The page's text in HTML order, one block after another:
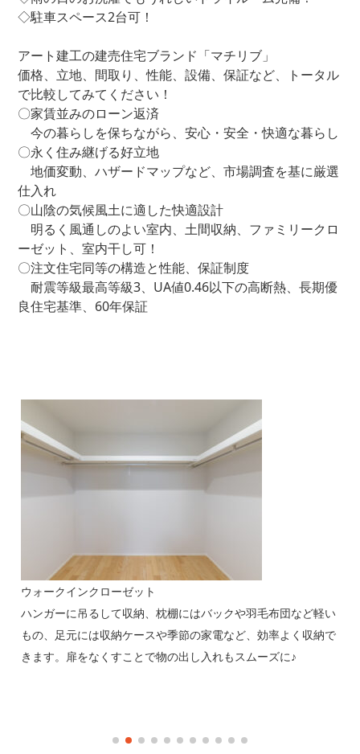
◇駐車スペース2台可！
アート建工の建売住宅ブランド「マチリブ」
価格、立地、間取り、性能、設備、保証など、トータル
で比較してみてください！
〇家賃並みのローン返済
今の暮らしを保ちながら、安心・安全・快適な暮らし
〇永く住み継げる好立地
地価変動、ハザードマップなど、市場調査を基に厳選
仕入れ
〇山陰の気候風土に適した快適設計
明るく風通しのよい室内、土間収納、ファミリークロ
ーゼット、室内干し可！
〇注文住宅同等の構造と性能、保証制度
耐震等級最高等級3、UA値0.46以下の高断熱、長期優
良住宅基準、60年保証
ウォークインクローゼット
ハンガーに吊るして収納、枕棚にはバックや羽毛布団など軽い
もの、足元には収納ケースや季節の家電など、効率よく収納で
きます。扉をなくすことで物の出し入れもスムーズに♪